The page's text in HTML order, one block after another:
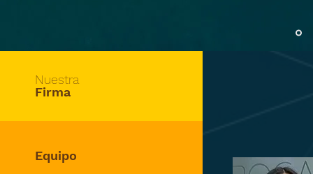
Nuestra
Firma
Equipo